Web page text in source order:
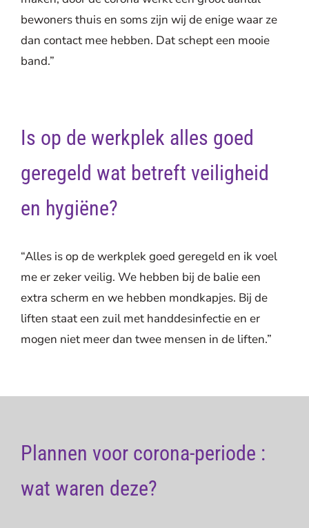
bewoners thuis en soms zijn wij de enige waar ze
dan contact mee hebben. Dat schept een mooie
band.”
Is op de werkplek alles goed
geregeld wat betreft veiligheid
en hygiëne?
“Alles is op de werkplek goed geregeld en ik voel
me er zeker veilig. We hebben bij de balie een
extra scherm en we hebben mondkapjes. Bij de
liften staat een zuil met handdesinfectie en er
mogen niet meer dan twee mensen in de liften.”
Plannen voor corona-periode :
wat waren deze?